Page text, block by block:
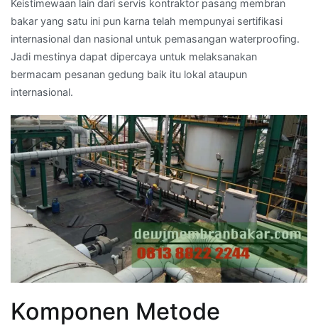
Keistimewaan lain dari servis kontraktor pasang membran
bakar yang satu ini pun karna telah mempunyai sertifikasi
internasional dan nasional untuk pemasangan waterproofing.
Jadi mestinya dapat dipercaya untuk melaksanakan
bermacam pesanan gedung baik itu lokal ataupun
internasional.
Komponen Metode